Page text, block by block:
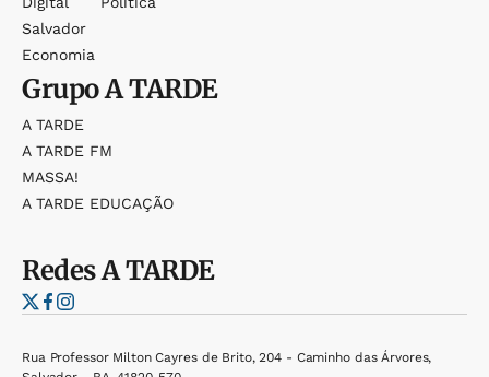
Salvador
Economia
GrupoA TARDE
A TARDE
A TARDE FM
MASSA!
A TARDE EDUCAÇÃO
RedesA TARDE
Rua Professor Milton Cayres de Brito, 204 - Caminho das Árvores,